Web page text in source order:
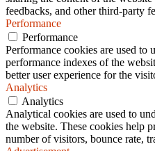
feedbacks, and other third-party
Performance
Performance
Performance cookies are used to
performance indexes of the
better user experience for the
Analytics
Analytics
Analytical cookies are used to
the website. These cookies help
number of visitors, bounce rate,